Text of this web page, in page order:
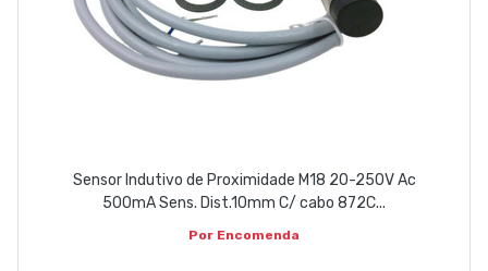
Sensor Indutivo de Proximidade M18 20-250V Ac
500mA Sens. Dist.10mm C/ cabo 872C...
Por Encomenda